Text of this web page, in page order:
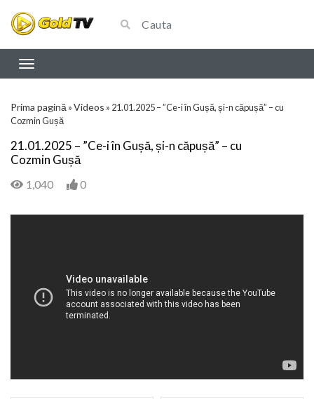
Prima pagină »Videos » 21.01.2025 – ”Ce-i în Gușă, și-n căpușă” – cu
Cozmin Gușă
21.01.2025 – ”Ce-i în Gușă, și-n căpușă” – cu
Cozmin Gușă
1,040 0